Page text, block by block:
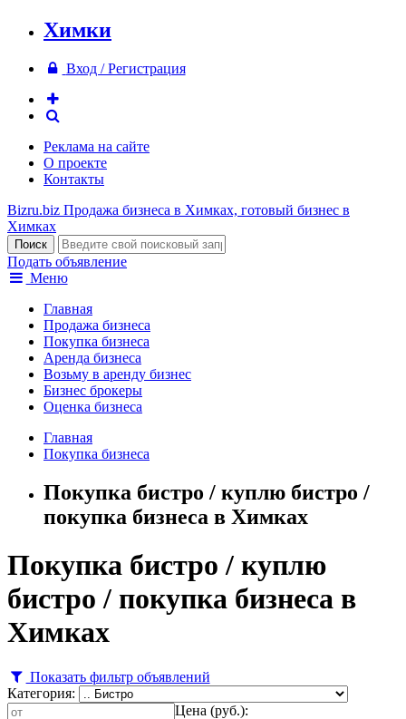
Химки
Вход / Регистрация
Реклама на сайте
О проекте
Контакты
Bizru.biz Продажа бизнеса в Химках, готовый бизнес в
Химках
Подать объявление
Меню
Главная
Продажа бизнеса
Покупка бизнеса
Аренда бизнеса
Возьму в аренду бизнес
Бизнес брокеры
Оценка бизнеса
Главная
Покупка бизнеса
Покупка бистро / куплю бистро /
покупка бизнеса в Химках
Покупка бистро / куплю
бистро / покупка бизнеса в
Химках
Показать фильтр объявлений
Категория:
Цена (руб.):